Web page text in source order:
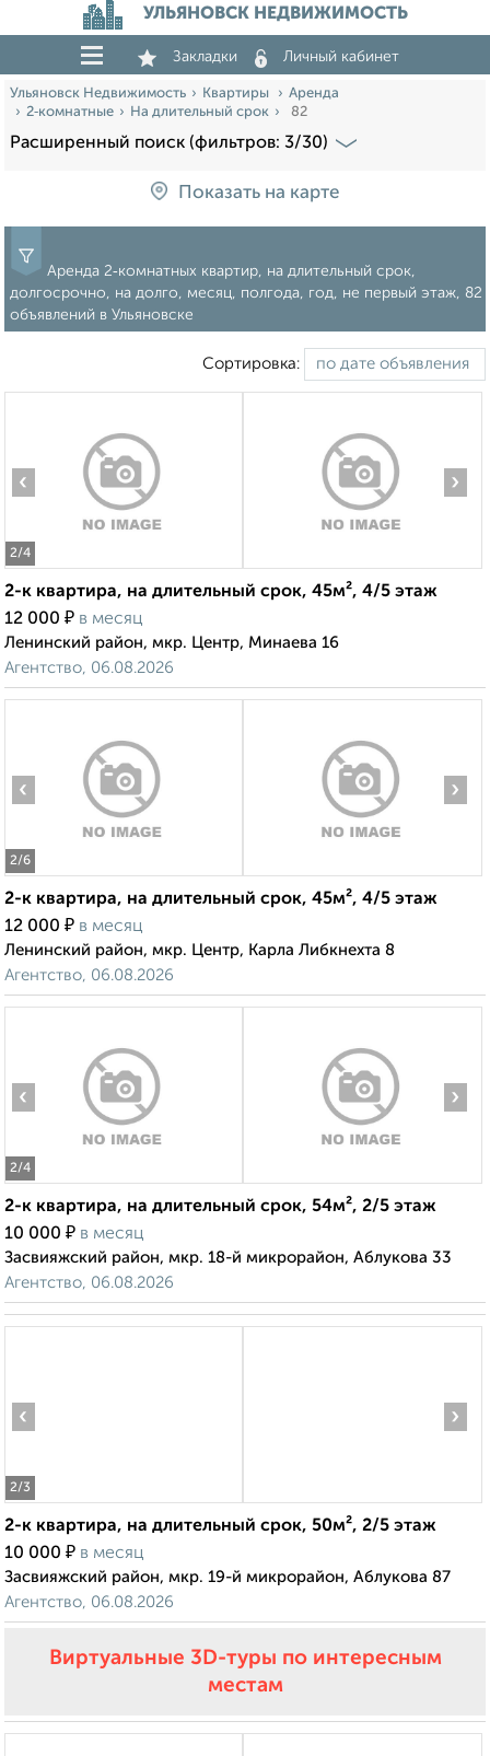
УЛЬЯНОВСК НЕДВИЖИМОСТЬ
Закладки Личный кабинет
Ульяновск Недвижимость Квартиры
Аренда
2‑комнатные
На длительный срок 82
Расширенный поиск (фильтров: 3/30)
Показать на карте
Аренда 2‑комнатных квартир, на длительный срок,
долгосрочно, на долго, месяц, полгода, год, не первый этаж, 82
объявлений в Ульяновске
Сортировка:
2/4
‹ ›
2-к квартира, на длительный срок, 45м², 4/5 этаж
12 000 ₽ в месяц
Ленинский район, мкр. Центр, Минаева 16
Агентство, 06.08.2026
2/6
‹ ›
2-к квартира, на длительный срок, 45м², 4/5 этаж
12 000 ₽ в месяц
Ленинский район, мкр. Центр, Карла Либкнехта 8
Агентство, 06.08.2026
2/4
‹ ›
2-к квартира, на длительный срок, 54м², 2/5 этаж
10 000 ₽ в месяц
Засвияжский район, мкр. 18-й микрорайон, Аблукова 33
Агентство, 06.08.2026
2/3
‹ ›
2-к квартира, на длительный срок, 50м², 2/5 этаж
10 000 ₽ в месяц
Засвияжский район, мкр. 19-й микрорайон, Аблукова 87
Агентство, 06.08.2026
Виртуальные 3D-туры по интересным
местам